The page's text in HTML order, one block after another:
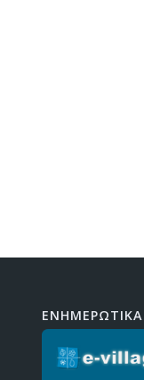
ΕΝΗΜΕΡΩΤΙΚΑ